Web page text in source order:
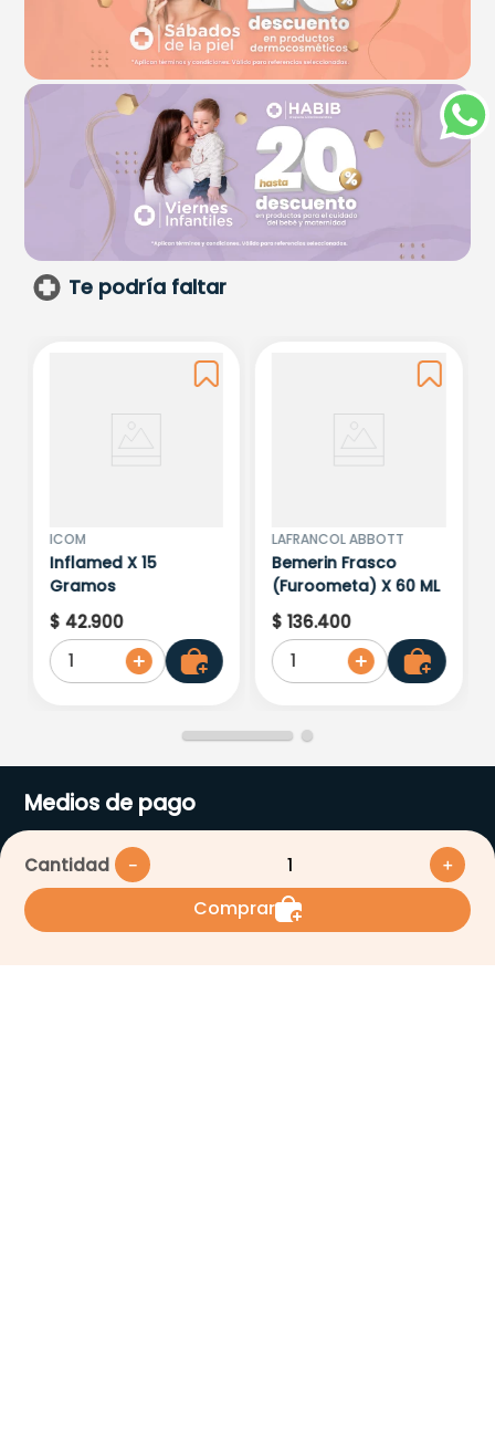
Cantidad ＋
－
Comprar
Te podría faltar
ICOM
Inflamed X 15
Gramos
$ 42.900
1
LAFRANCOL ABBOTT
Bemerin Frasco
(Furoometa) X 60 ML
$ 136.400
1
Medios de pago